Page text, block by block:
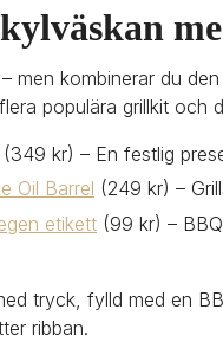
men kombinerar du
populära grillkit och
(349 kr) – En festlig
Oil Barrel (249 kr) –
etikett (99 kr) –
tryck, fylld med en
ribban.